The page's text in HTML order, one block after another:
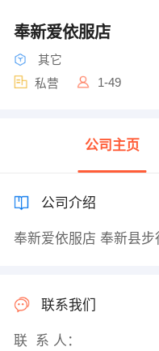
奉新爱依服店
其它
私营
1-49
公司主页
公司介绍
奉新爱依服店 奉新县步
联系我们
联 系 人：